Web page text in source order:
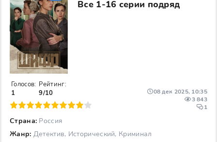
Все 1-16 серии подряд
Страна: Россия
Жанр: Детектив, Исторический, Криминал
08 дек 2025, 10:35
3 843
1
Голосов:
1
Рейтинг:
9/10
7 8 9 10